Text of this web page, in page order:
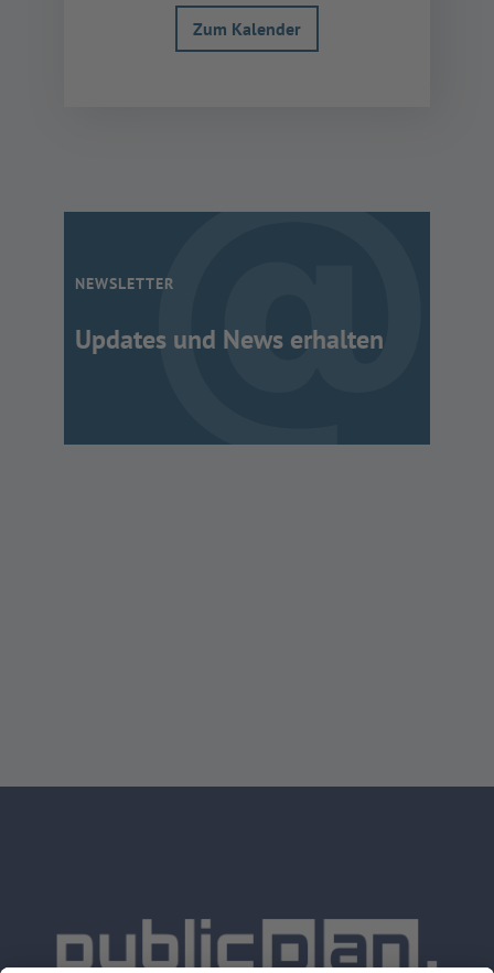
Zum Kalender
NEWSLETTER
Updates und News erhalten